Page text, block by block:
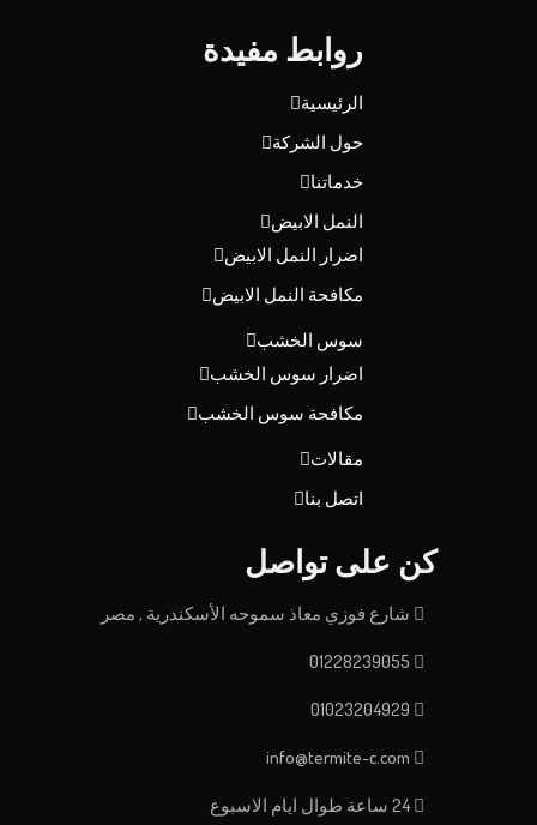
روابط مفيدة
الرئيسية
حول الشركة
خدماتنا
النمل الابيض
اضرار النمل الابيض
مكافحة النمل الابيض
سوس الخشب
اضرار سوس الخشب
مكافحة سوس الخشب
مقالات
اتصل بنا
كن على تواصل
شارع فوزي معاذ سموحه الأسكندرية , مصر
24 ساعة طوال ايام الاسبوع